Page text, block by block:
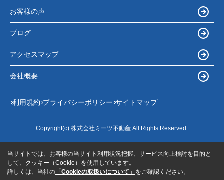
お客様の声
ブログ
アクセスマップ
会社概要
利用規約 プライバシーポリシー サイトマップ
Copyright(c) 株式会社ミーツ不動産 All Rights Reserved.
当サイトでは、お客様の当サイト利用状況把握、サービス向上検討を目的と
して、クッキー（Cookie）を使用しています。
詳しくは、当社の 「Cookieの取扱いについて」 をご確認ください。